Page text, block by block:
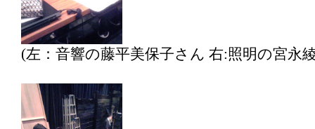
(左：音響の藤平美保子さん 右:照明の宮永